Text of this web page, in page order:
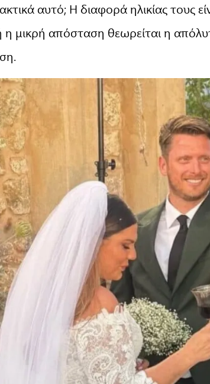
αυτό; Η διαφορά ηλικίας τους
η μικρή απόσταση θεωρείται η